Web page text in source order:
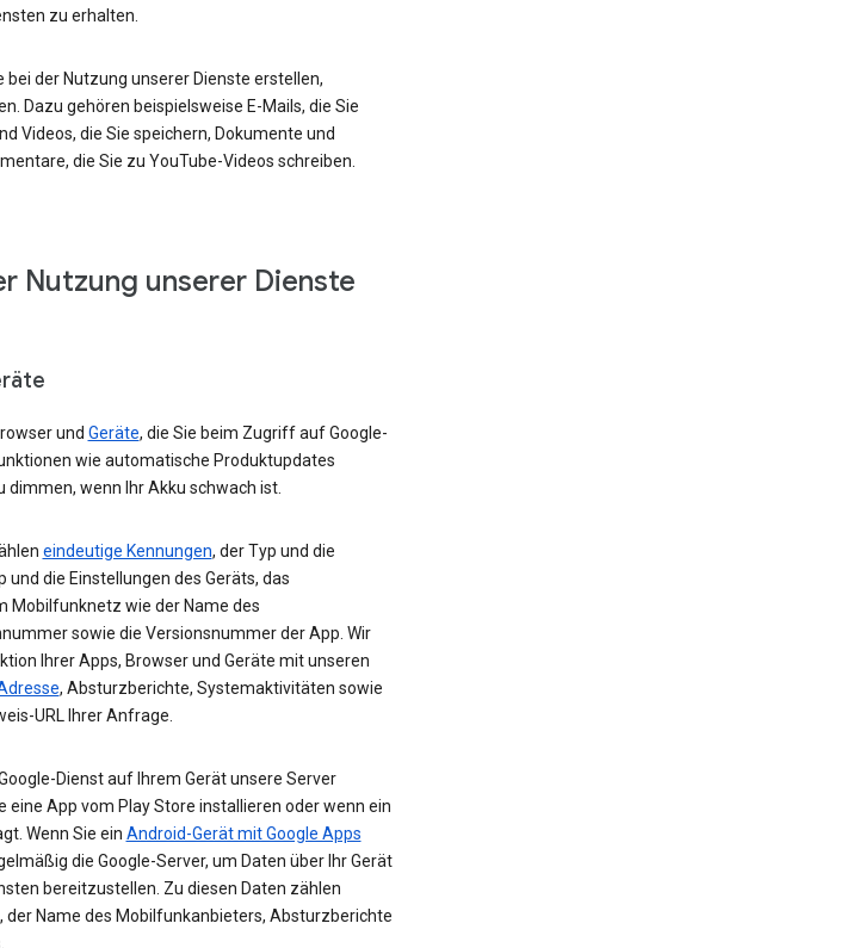
zu erhalten.
bei der Nutzung unserer Dienste erstellen,
Dazu gehören beispielsweise E-Mails, die Sie
Videos, die Sie speichern, Dokumente und
die Sie zu YouTube-Videos schreiben.
Nutzung unserer Dienste
und Geräte, die Sie beim Zugriff auf Google-
wie automatische Produktupdates
wenn Ihr Akku schwach ist.
eindeutige Kennungen, der Typ und die
und die Einstellungen des Geräts, das
Mobilfunknetz wie der Name des
sowie die Versionsnummer der App. Wir
Ihrer Apps, Browser und Geräte mit unseren
, Absturzberichte, Systemaktivitäten sowie
URL Ihrer Anfrage.
Dienst auf Ihrem Gerät unsere Server
eine App vom Play Store installieren oder wenn ein
Wenn Sie ein Android-Gerät mit Google Apps
die Google-Server, um Daten über Ihr Gerät
bereitzustellen. Zu diesen Daten zählen
der Name des Mobilfunkanbieters, Absturzberichte